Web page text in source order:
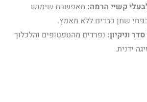
קשיי הרמה: מאפשרת שימוש
שמן כבדים ללא מאמץ.
וניקיון: נפרדים מהטפטופים והלכלוך
ידנית.